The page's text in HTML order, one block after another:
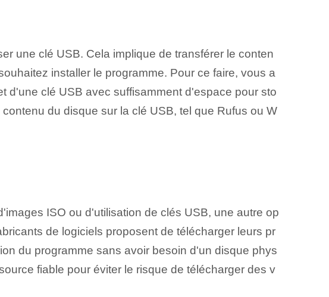
une clé USB. Cela implique de transférer le conten
installer le programme. Pour ce faire, vous a
d'une clé USB avec suffisamment d'espace pour sto
du disque sur la clé USB, tel que Rufus ou ⁢W
ISO ou d'utilisation de clés USB, une autre op
de logiciels proposent de télécharger leurs pr
du programme sans avoir besoin d'un disque phys
fiable pour éviter le risque de télécharger des v